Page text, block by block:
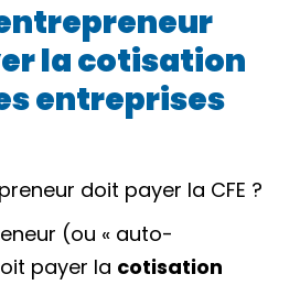
la cotisation
entreprises
doit payer la CFE ?
(ou « auto-
payer la cotisation